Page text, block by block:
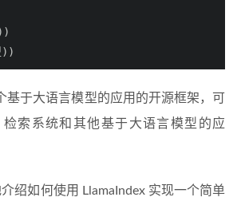
基于大语言模型的应用的开源框架，可
检索系统和其他基于大语言模型的应
绍如何使用 LlamaIndex 实现一个简单